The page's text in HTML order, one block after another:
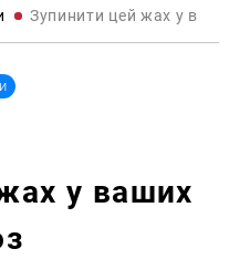
Зупинити цей жах у
у ваших